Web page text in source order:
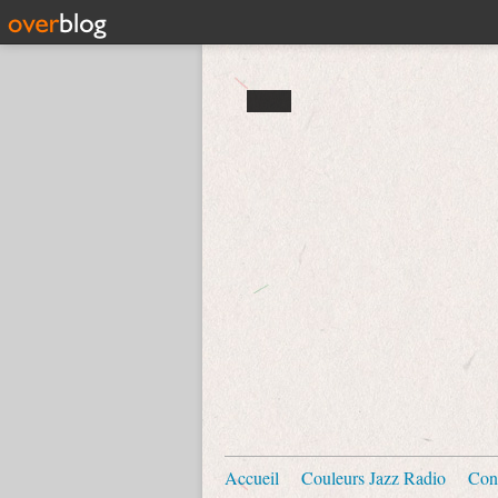
Accueil Couleurs Jazz Radio